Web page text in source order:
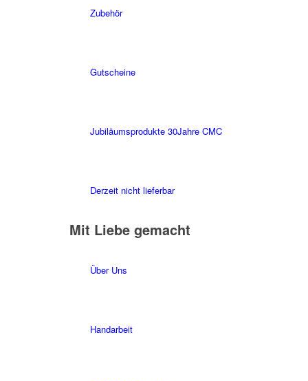
Zubehör
Gutscheine
Jubiläumsprodukte 30Jahre CMC
Derzeit nicht lieferbar
Mit Liebe gemacht
Über Uns
Handarbeit